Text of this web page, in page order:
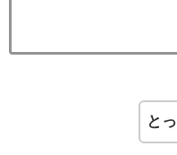
と